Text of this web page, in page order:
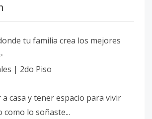
tu familia crea los mejores
| 2do Piso
casa y tener espacio para vivir
como lo soñaste...